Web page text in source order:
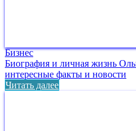
Бизнес
Биография и личная жизнь
интересные факты и новости
Читать далее